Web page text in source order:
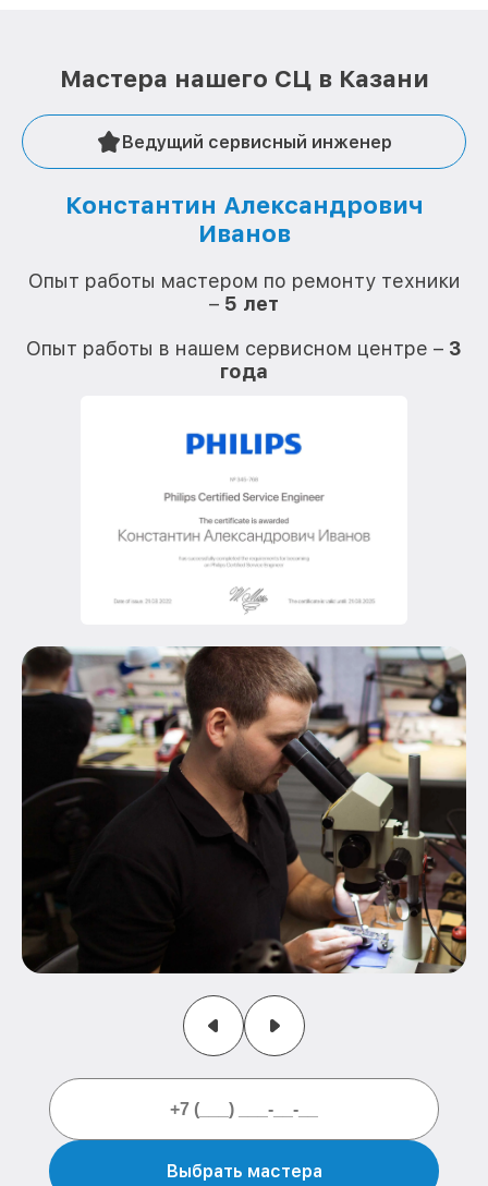
Мастера нашего СЦ в Казани
Ведущий сервисный инженер
Константин Александрович
Иванов
Опыт работы мастером по ремонту техники
– 5 лет
Опыт работы в нашем сервисном центре – 3
года
Выбрать мастера